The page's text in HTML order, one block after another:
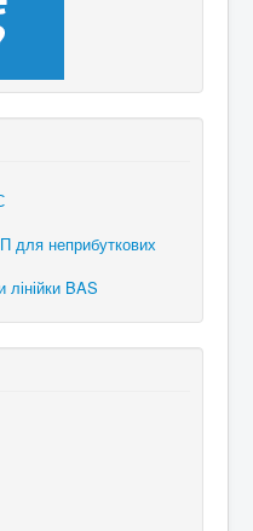
для неприбуткових
лінійки BAS